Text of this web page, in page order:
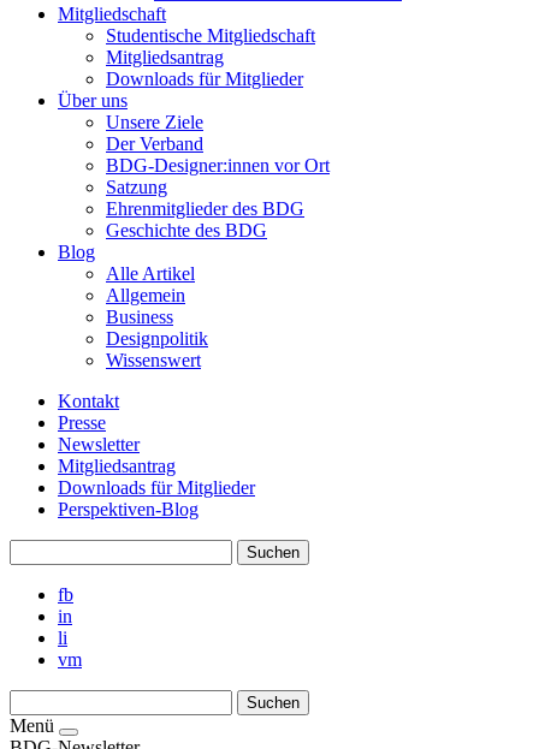
Mitgliedschaft
Studentische Mitgliedschaft
Mitgliedsantrag
Downloads für Mitglieder
Über uns
Unsere Ziele
Der Verband
BDG-Designer:innen vor Ort
Satzung
Ehrenmitglieder des BDG
Geschichte des BDG
Blog
Alle Artikel
Allgemein
Business
Designpolitik
Wissenswert
Kontakt
Presse
Newsletter
Mitgliedsantrag
Downloads für Mitglieder
Perspektiven-Blog
fb
in
li
vm
Menü